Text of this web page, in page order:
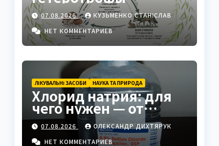
экосистемы
07.08.2026
КУЗЬМЕНКО СТАНІСЛАВ
НЕТ КОММЕНТАРИЕВ
ЛІКУВАЛЬНІ ЗАСОБИ НАУКА ТА ПРИРОДА
Хлорид натрия: для
чего нужен — от
физраствора до
промышленности
07.08.2026
ОЛЕКСАНДР ДИХТЯРУК
НЕТ КОММЕНТАРИЕВ